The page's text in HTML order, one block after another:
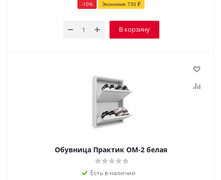
-10% Экономия 730 ₽
В корзину
Обувница Практик ОМ-2 белая
Есть в наличии